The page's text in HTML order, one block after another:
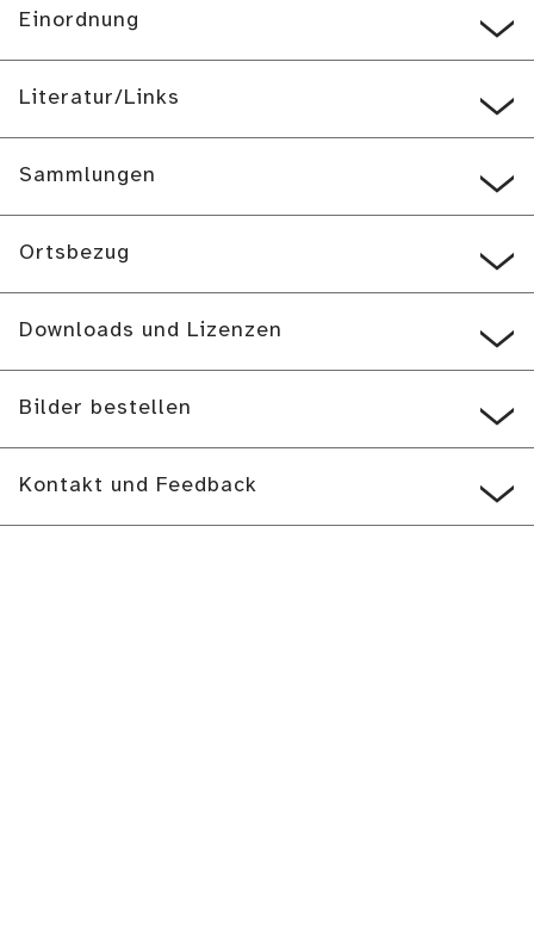
Einordnung
Literatur/Links
Sammlungen
Ortsbezug
Downloads und Lizenzen
Bilder bestellen
Kontakt und Feedback